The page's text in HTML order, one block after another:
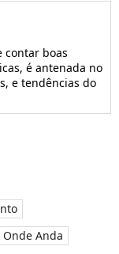
contar boas
é antenada no
e tendências do
Onde Anda